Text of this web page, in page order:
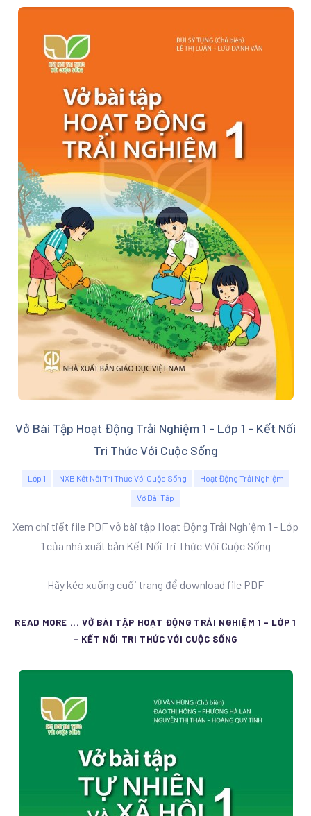
Vở Bài Tập Hoạt Động Trải Nghiệm 1 - Lớp 1 - Kết Nối
Tri Thức Với Cuộc Sống
Lớp 1 NXB Kết Nối Tri Thức Với Cuộc Sống
Hoạt Động Trải Nghiệm
Vở Bài Tập
Xem chi tiết file PDF vở bài tập Hoạt Động Trải Nghiệm 1 - Lớp
1 của nhà xuất bản Kết Nối Tri Thức Với Cuộc Sống
Hãy kéo xuống cuối trang để download file PDF
READ MORE ... VỞ BÀI TẬP HOẠT ĐỘNG TRẢI NGHIỆM 1 - LỚP 1
- KẾT NỐI TRI THỨC VỚI CUỘC SỐNG